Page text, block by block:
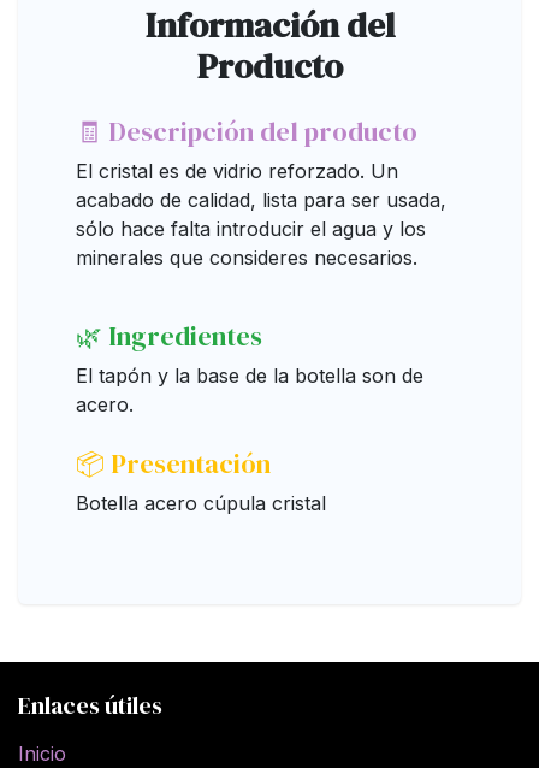
Información del
Producto
🧾 Descripción del producto
El cristal es de vidrio reforzado. Un
acabado de calidad, lista para ser usada,
sólo hace falta introducir el agua y los
minerales que consideres necesarios.
🌿 Ingredientes
El tapón y la base de la botella son de
acero.
📦 Presentación
Botella acero cúpula cristal
Enlaces útiles
Inicio